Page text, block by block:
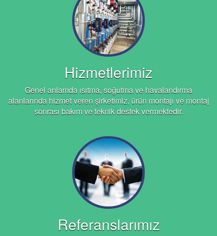
Hizmetlerimiz
Genel anlamda ısıtma, soğutma ve havalandırma
alanlarında hizmet veren şirketimiz, ürün montajı ve montaj
sonrası bakım ve teknik destek vermektedir.
Referanslarımız